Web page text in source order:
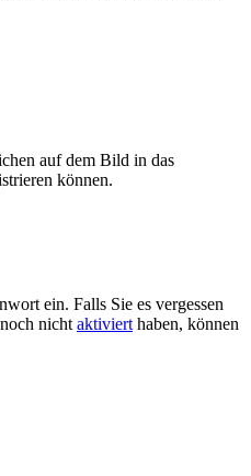
auf dem Bild in das
können.
ein. Falls Sie es vergessen
nicht aktiviert haben, können